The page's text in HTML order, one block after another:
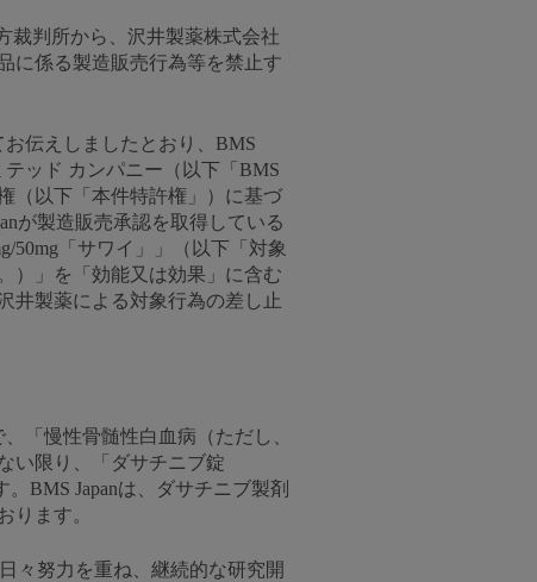
裁判所から、沢井製薬株式会社
に係る製造販売行為等を禁止す
伝えしましたとおり、BMS
ッド カンパニー（以下「BMS
（以下「本件特許権」）に基づ
が製造販売承認を取得している
50mg「サワイ」」（以下「対象
）」を「効能又は効果」に含む
井製薬による対象行為の差し止
「慢性骨髄性白血病（ただし、
い限り、「ダサチニブ錠
BMS Japanは、ダサチニブ製剤
ります。
々努力を重ね、継続的な研究開